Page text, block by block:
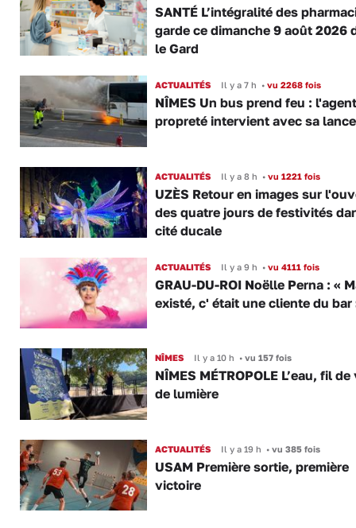
SANTÉ L’intégralité des
garde ce dimanche 9 août 2026
le Gard
ACTUALITÉS Il y a 7 h •vu 2268 fois
NÎMES Un bus prend feu :
propreté intervient avec sa lance
ACTUALITÉS Il y a 8 h •vu 1221 fois
UZÈS Retour en images sur
des quatre jours de festivités
cité ducale
ACTUALITÉS Il y a 9 h •vu 4111 fois
GRAU-DU-ROI Noëlle Perna : «
existé, c' était une cliente du bar
NÎMES Il y a 10 h •vu 157 fois
NÎMES MÉTROPOLE L’eau, fil de
de lumière
ACTUALITÉS Il y a 19 h •vu 385 fois
USAM Première sortie, première
victoire